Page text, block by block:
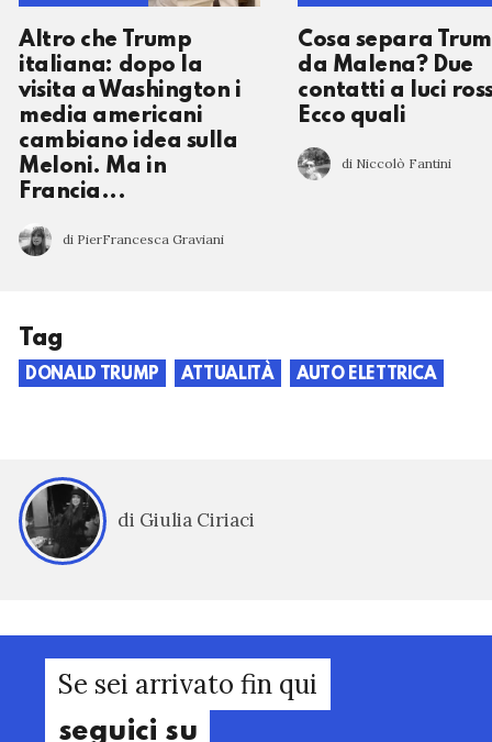
Altro che Trump
italiana: dopo la
visita a Washington i
media americani
cambiano idea sulla
Meloni. Ma in
Francia...
di PierFrancesca Graviani
Cosa separa
da Malena? Due
contatti a luci
Ecco quali
di Niccolò Fantini
Tag
DONALD TRUMP ATTUALITÀ AUTO ELETTRICA
di Giulia Ciriaci
Se sei arrivato fin qui
seguici su